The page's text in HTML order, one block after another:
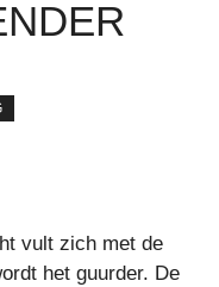
vult zich met de
het guurder. De